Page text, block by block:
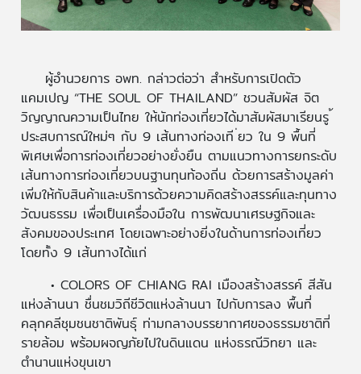
ผู้อำนวยการ อพท. กล่าวต่อว่า สำหรับการเปิดตัว
แคมเปญ “THE SOUL OF THAILAND” ชวนสัมผัส จิต
วิญญาณความเป็นไทย ให้นักท่องเที่ยวได้มาสัมผัสมาเรียนรู ้
ประสบการณ์ใหม่ๆ กับ 9 เส้นทางท่องเที ่ยว ใน 9 พื้นที่
พิเศษเพื่อการท่องเที่ยวอย่างยั่งยืน ตามแนวทางการยกระดับ
เส้นทางการท่องเที่ยวบนฐานทุนท้องถิ่น ด้วยการสร้างมูลค่า
เพิ่มให้กับสินค้าและบริการด้วยความคิดสร้างสรรค์และทุนทาง
วัฒนธรรม เพื่อเป็นเครื่องมือใน การพัฒนาเศรษฐกิจและ
สังคมของประเทศ โดยเฉพาะอย่างยิ่งในด้านการท่องเที่ยว
โดยทั้ง 9 เส้นทางได้แก่
• COLORS OF CHIANG RAI เมืองสร้างสรรค์ สีสัน
แห่งล้านนา ชื่นชมวิถีชีวิตแห่งล้านนา ไปกับการลง พื้นที่
คลุกคลีชุมชนชาติพันธ์ุ ท่ามกลางบรรยากาศของธรรมชาติที่
รายล้อม พร้อมผจญภัยไปในดินแดน แห่งธรณีวิทยา และ
ตำนานแห่งขุนเขา